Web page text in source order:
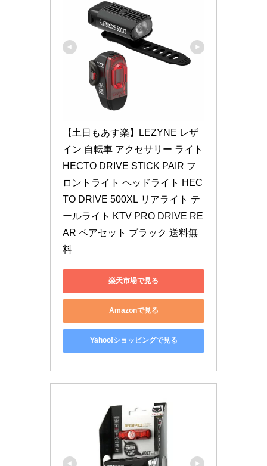
【土日もあす楽】LEZYNE レザ
イン 自転車 アクセサリー ライト
HECTO DRIVE STICK PAIR フ
ロントライト ヘッドライト HEC
TO DRIVE 500XL リアライト テ
ールライト KTV PRO DRIVE RE
AR ペアセット ブラック 送料無
料
楽天市場で見る
Amazonで見る
Yahoo!ショッピングで見る